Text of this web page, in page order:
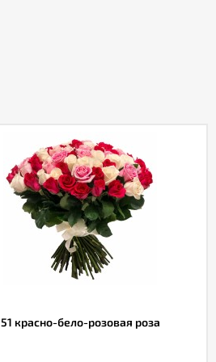
51 красно-бело-розовая роза